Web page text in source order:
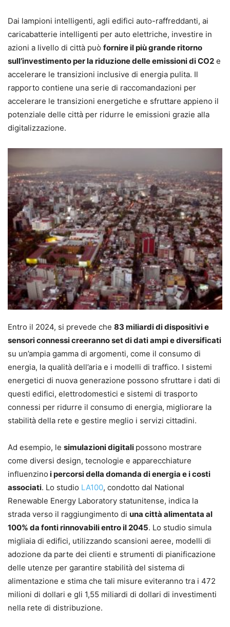
Dai lampioni intelligenti, agli edifici auto-raffreddanti, ai
caricabatterie intelligenti per auto elettriche, investire in
azioni a livello di città può fornire il più grande ritorno
sull’investimento per la riduzione delle emissioni di CO2 e
accelerare le transizioni inclusive di energia pulita. Il
rapporto contiene una serie di raccomandazioni per
accelerare le transizioni energetiche e sfruttare appieno il
potenziale delle città per ridurre le emissioni grazie alla
digitalizzazione.
Entro il 2024, si prevede che 83 miliardi di dispositivi e
sensori connessi creeranno set di dati ampi e diversificati
su un’ampia gamma di argomenti, come il consumo di
energia, la qualità dell’aria e i modelli di traffico. I sistemi
energetici di nuova generazione possono sfruttare i dati di
questi edifici, elettrodomestici e sistemi di trasporto
connessi per ridurre il consumo di energia, migliorare la
stabilità della rete e gestire meglio i servizi cittadini.
Ad esempio, le simulazioni digitali possono mostrare
come diversi design, tecnologie e apparecchiature
influenzino i percorsi della domanda di energia e i costi
associati. Lo studio LA100, condotto dal National
Renewable Energy Laboratory statunitense, indica la
strada verso il raggiungimento di una città alimentata al
100% da fonti rinnovabili entro il 2045. Lo studio simula
migliaia di edifici, utilizzando scansioni aeree, modelli di
adozione da parte dei clienti e strumenti di pianificazione
delle utenze per garantire stabilità del sistema di
alimentazione e stima che tali misure eviteranno tra i 472
milioni di dollari e gli 1,55 miliardi di dollari di investimenti
nella rete di distribuzione.